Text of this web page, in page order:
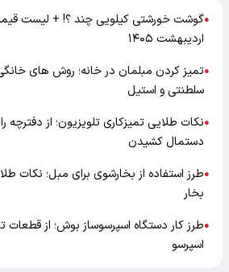
●
اردیبهشت ۱۴۰۵
●تمیز کردن مبلمان در خانه؛ روش های
سلطنتی و استیل
●نکات طلایی تمیزکاری تلویزیون؛ از
دستمال کشیدن
●طرز استفاده از بخارشوی برای مبل؛ نکات
بخار
●طرز کار دستگاه اسپرسوساز بوش؛ از قطعات
اسپرسو